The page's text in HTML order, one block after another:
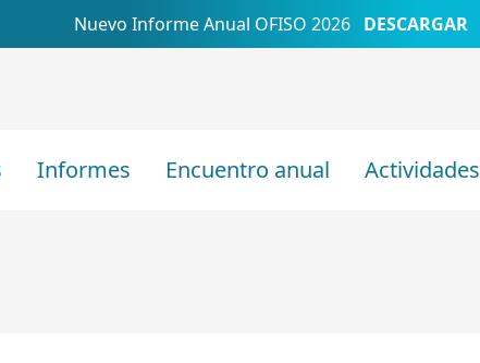
Nuevo Informe Anual OFISO 2026 DESCARGAR
Informes Encuentro anual Actividades